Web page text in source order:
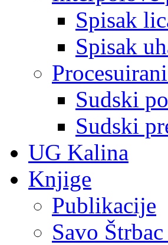
Spisak
Spisak
Sudski
Sudski
UG Kalina
Knjige
Publikacije
Savo